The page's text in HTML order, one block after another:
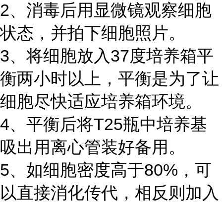
2、消毒后用显微镜观察细胞
状态，并拍下细胞照片。
3、将细胞放入37度培养箱平
衡两小时以上，平衡是为了让
细胞尽快适应培养箱环境。
4、平衡后将T25瓶中培养基
吸出用离心管装好备用。
5、如细胞密度高于80%，可
以直接消化传代，相反则加入